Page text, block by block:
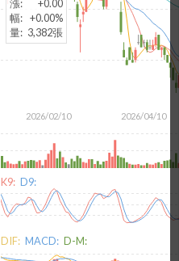
2026/02/10 2026/04/10
漲:
+0.00
幅: +0.00%
量: 3,382張
K9: D9:
DIF: MACD: D-M: